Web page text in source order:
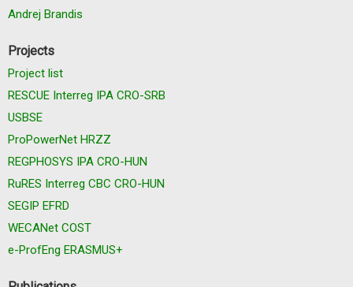
Andrej Brandis
Projects
Project list
RESCUE Interreg IPA CRO-SRB
USBSE
ProPowerNet HRZZ
REGPHOSYS IPA CRO-HUN
RuRES Interreg CBC CRO-HUN
SEGIP EFRD
WECANet COST
e-ProfEng ERASMUS+